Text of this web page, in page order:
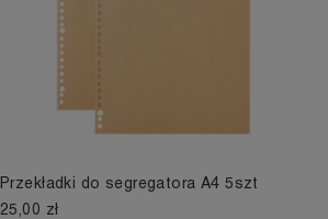
Przekładki do segregatora A4 5szt
25,00 zł